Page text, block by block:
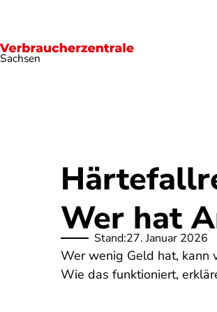
SachsenVerträge Geld &
Wer hat
Stand:27. Januar 2026
Wer wenig Geld hat, kann
Wie das funktioniert,